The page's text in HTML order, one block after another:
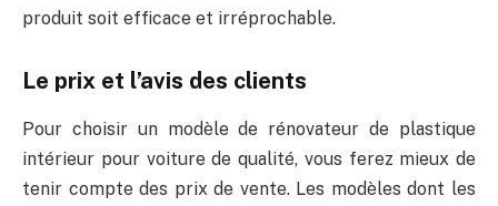
produit soit efficace et irréprochable.
Le prix et l’avis des clients
Pour choisir un modèle de rénovateur de plastique
intérieur pour voiture de qualité, vous ferez mieux de
tenir compte des prix de vente. Les modèles dont les